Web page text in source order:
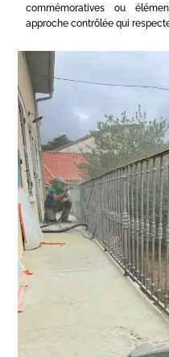
commémoratives ou
approche contrôlée qui